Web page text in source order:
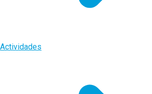
Actividades